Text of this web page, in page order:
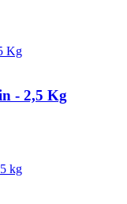
- 2,5 Kg